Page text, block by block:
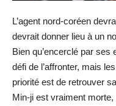
L’agent nord-coréen
devrait donner lieu à un
Bien qu’encerclé par
défi de l’affronter, mais
priorité est de retrouver
Min-ji est vraiment morte,